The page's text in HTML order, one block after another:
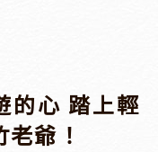
的心 踏上輕
爺！